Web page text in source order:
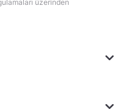
üzerinden